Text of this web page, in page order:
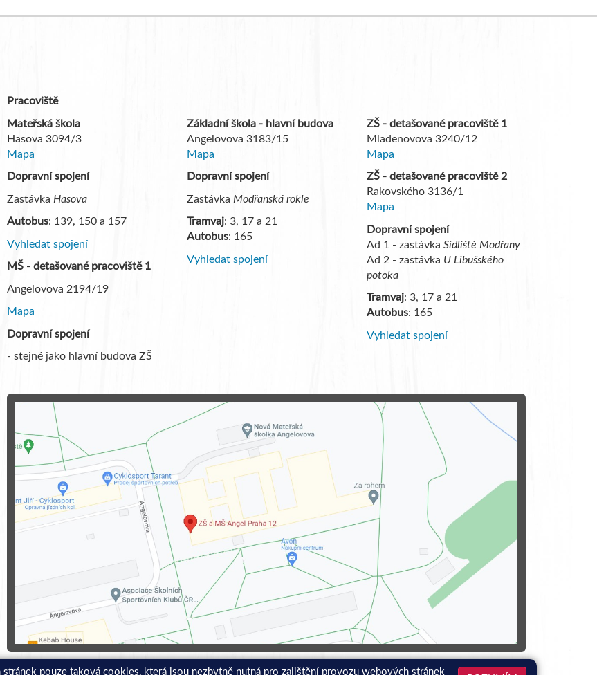
Pracoviště
Mateřská škola
Hasova 3094/3
Mapa
Dopravní spojení
Zastávka Hasova
Autobus: 139, 150 a 157
Vyhledat spojení
MŠ - detašované pracoviště 1
Angelovova 2194/19
Mapa
Dopravní spojení
- stejné jako hlavní budova ZŠ
Základní škola - hlavní budova
Angelovova 3183/15
Mapa
Dopravní spojení
Zastávka Modřanská rokle
Tramvaj: 3, 17 a 21
Autobus: 165
Vyhledat spojení
ZŠ - detašované pracoviště 1
Mladenovova 3240/12
Mapa
ZŠ - detašované pracoviště 2
Rakovského 3136/1
Mapa
Dopravní spojení
Ad 1 - zastávka Sídliště Modřany
Ad 2 - zastávka U Libušského
potoka
Tramvaj: 3, 17 a 21
Autobus: 165
Vyhledat spojení
pouze taková cookies, která jsou nezbytně nutná pro zajištění provozu webových stránek